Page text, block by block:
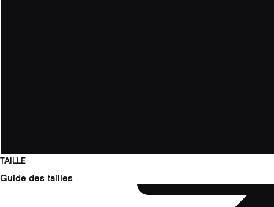
TAILLE
Guide des tailles